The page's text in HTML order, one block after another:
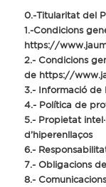
0.-Titularitat del
1.-Condicions
https://
2.- Condicions
de https://
3.- Informació de
4.- Política de
5.- Propietat
d’hiperenllaços
6.-
7.- Obligacions de
8.- Comunicacions